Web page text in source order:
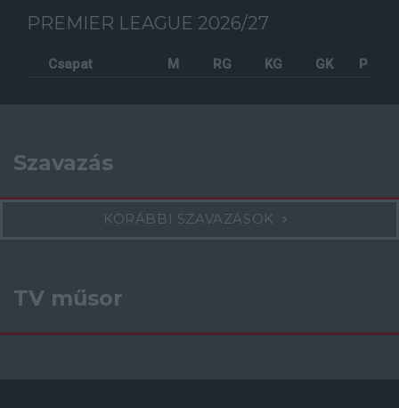
PREMIER LEAGUE 2026/27
Csapat M RG KG GK P
Szavazás
KORÁBBI SZAVAZÁSOK
TV műsor